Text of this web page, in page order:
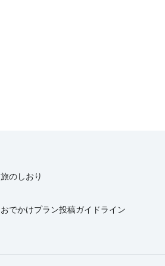
旅のしおり
おでかけプラン投稿ガイドライン